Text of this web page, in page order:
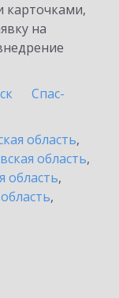
на
Спас-
область,
область,
область,
,